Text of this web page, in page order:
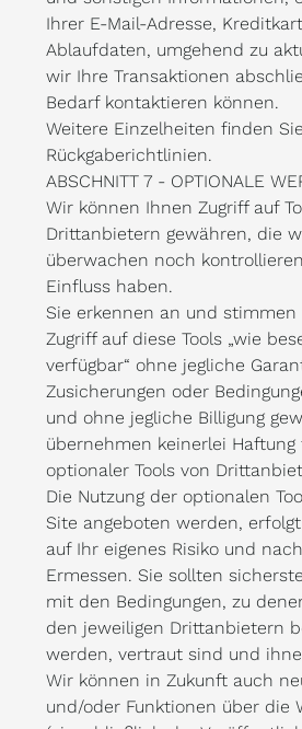
Ihrer E-Mail-Adresse,
Ablaufdaten, umgehend zu
wir Ihre Transaktionen
Bedarf kontaktieren können.
Weitere Einzelheiten finden
Rückgaberichtlinien.
ABSCHNITT 7 - OPTIONALE
Wir können Ihnen Zugriff auf
Drittanbietern gewähren, die
überwachen noch
Einfluss haben.
Sie erkennen an und stimmen
Zugriff auf diese Tools „wie
verfügbar“ ohne jegliche
Zusicherungen oder
und ohne jegliche Billigung
übernehmen keinerlei Haftung
optionaler Tools von
Die Nutzung der optionalen
Site angeboten werden,
auf Ihr eigenes Risiko und
Ermessen. Sie sollten
mit den Bedingungen, zu
den jeweiligen Drittanbietern
werden, vertraut sind und
Wir können in Zukunft auch
und/oder Funktionen über die